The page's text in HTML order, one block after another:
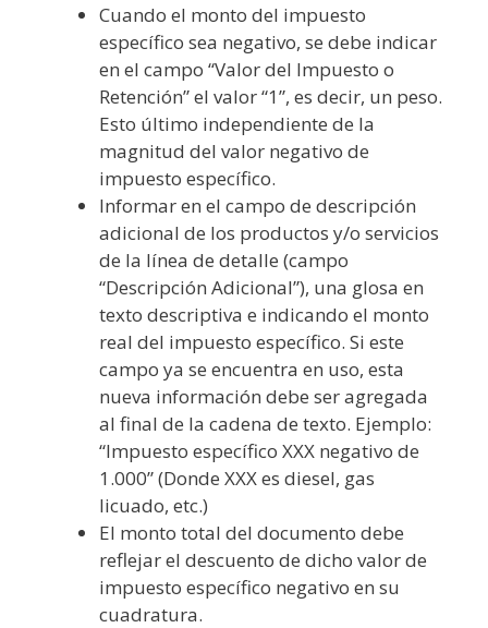
Cuando el monto del impuesto
específico sea negativo, se debe indicar
en el campo “Valor del Impuesto o
Retención” el valor “1”, es decir, un peso.
Esto último independiente de la
magnitud del valor negativo de
impuesto específico.
Informar en el campo de descripción
adicional de los productos y/o servicios
de la línea de detalle (campo
“Descripción Adicional”), una glosa en
texto descriptiva e indicando el monto
real del impuesto específico. Si este
campo ya se encuentra en uso, esta
nueva información debe ser agregada
al final de la cadena de texto. Ejemplo:
“Impuesto específico XXX negativo de
1.000” (Donde XXX es diesel, gas
licuado, etc.)
El monto total del documento debe
reflejar el descuento de dicho valor de
impuesto específico negativo en su
cuadratura.